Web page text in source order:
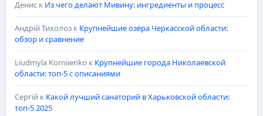
Дениск Из чего делают Мивину: ингредиенты и процесс
Андрій Тихолозк Крупнейшие озёра Черкасской области:
обзор и сравнение
Liudmyla Korniienko к Крупнейшие города Николаевской
области: топ-5 с описаниями
Сергійк Какой лучший санаторий в Харьковской области:
топ-5 2025